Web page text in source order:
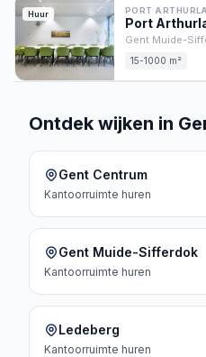
Huur PORT
Port
Gent Muide-
15-1000 m²
Ontdek wijken in
Gent Centrum
Kantoorruimte huren
Gent Muide-Sifferdok
Kantoorruimte huren
Ledeberg
Kantoorruimte huren